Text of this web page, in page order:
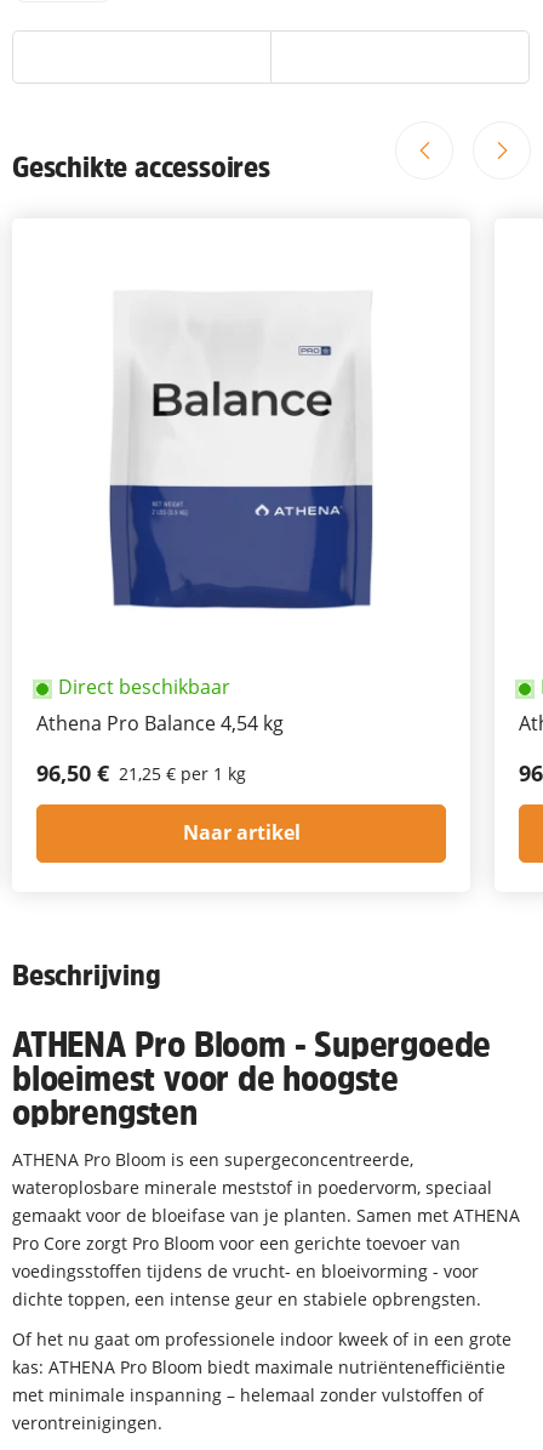
Geschikte accessoires
Direct beschikbaar
Athena Pro Balance 4,54 kg
96,50 € 21,25 € per 1 kg
Naar artikel
Beschrijving
ATHENA Pro Bloom - Supergoede
bloeimest voor de hoogste
opbrengsten
ATHENA Pro Bloom is een supergeconcentreerde,
wateroplosbare minerale meststof in poedervorm, speciaal
gemaakt voor de bloeifase van je planten. Samen met ATHENA
Pro Core zorgt Pro Bloom voor een gerichte toevoer van
voedingsstoffen tijdens de vrucht- en bloeivorming - voor
dichte toppen, een intense geur en stabiele opbrengsten.
Of het nu gaat om professionele indoor kweek of in een grote
kas: ATHENA Pro Bloom biedt maximale nutriëntenefficiëntie
met minimale inspanning – helemaal zonder vulstoffen of
verontreinigingen.